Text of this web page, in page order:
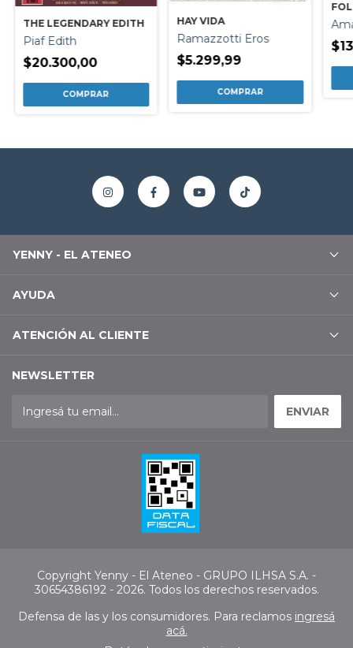
THE LEGENDARY EDITH
Piaf Edith
$20.300,00
HAY VIDA
Ramazzotti Eros
$5.299,99
YENNY - EL ATENEO
AYUDA
ATENCIÓN AL CLIENTE
NEWSLETTER
Copyright Yenny - El Ateneo - GRUPO ILHSA S.A. -
30654386192 - 2026. Todos los derechos reservados.
Defensa de las y los consumidores. Para reclamos ingresá
acá.